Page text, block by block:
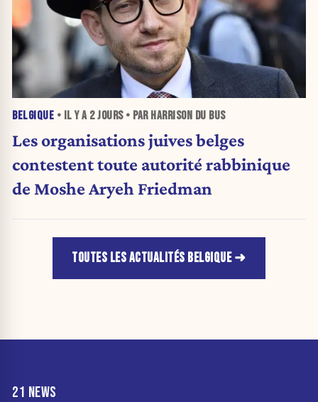
BELGIQUE • IL Y A 2 JOURS• PAR HARRISON DU BUS
Les organisations juives belges
contestent toute autorité rabbinique
de Moshe Aryeh Friedman
TOUTES LES ACTUALITÉS BELGIQUE
21 NEWS